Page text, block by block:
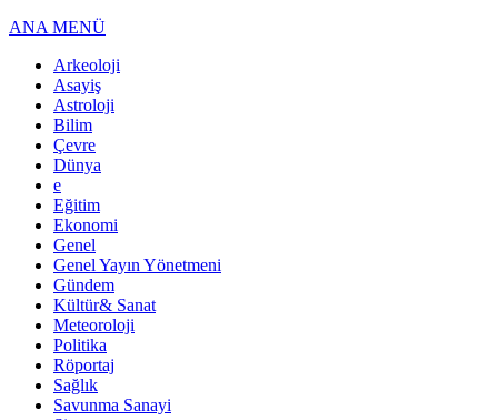
ANA MENÜ
Arkeoloji
Asayiş
Astroloji
Bilim
Çevre
Dünya
e
Eğitim
Ekonomi
Genel
Genel Yayın Yönetmeni
Gündem
Kültür& Sanat
Meteoroloji
Politika
Röportaj
Sağlık
Savunma Sanayi